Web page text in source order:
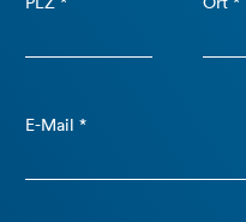
E-Mail *